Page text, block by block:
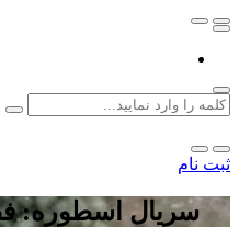
ثبت نام
سریال اسطوره: